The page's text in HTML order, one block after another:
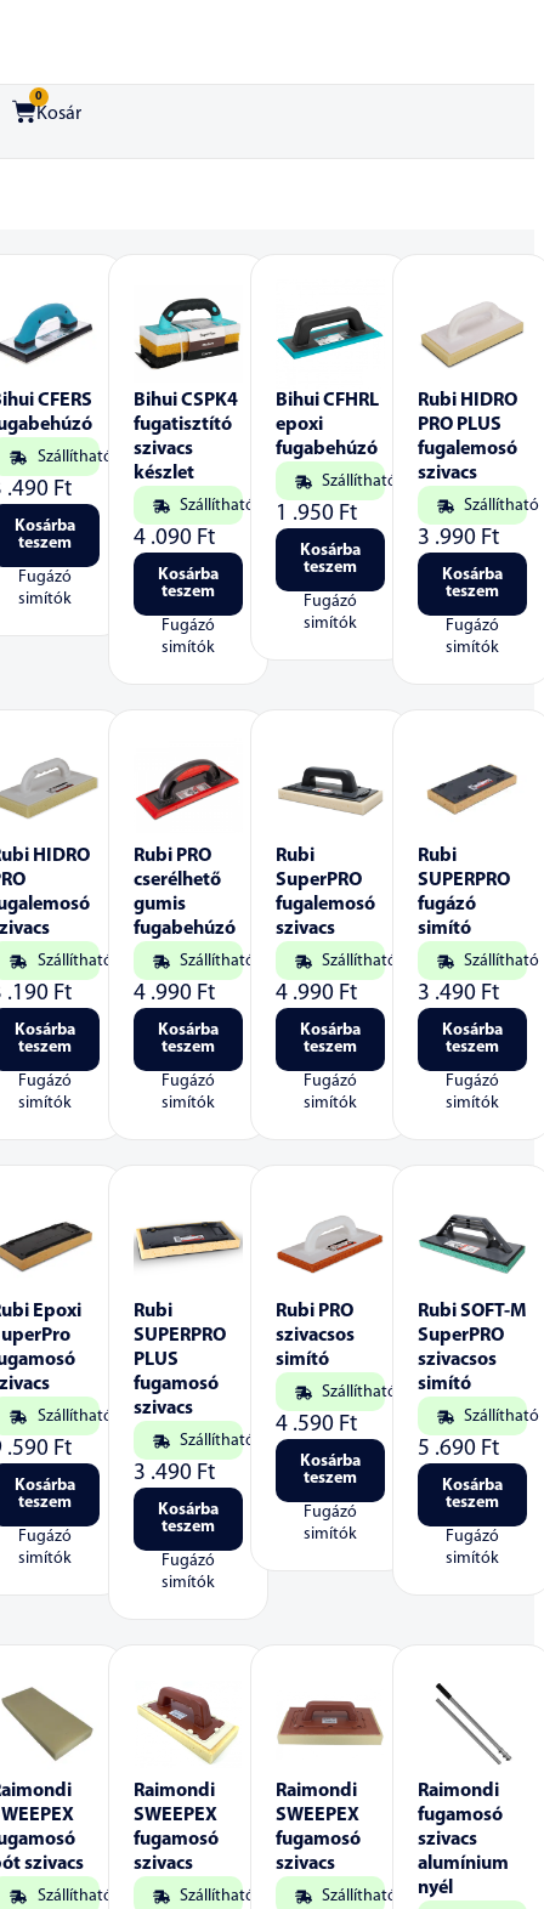
0
Kosár
CFERS
Szállítható
.490 Ft
Kosárba
teszem
Fugázó
simítók
Bihui CSPK4
fugatisztító
szivacs
készlet
Szállítható
4 .090 Ft
Kosárba
teszem
Fugázó
simítók
Bihui CFHRL
epoxi
fugabehúzó
Szállítható
1 .950 Ft
Kosárba
teszem
Fugázó
simítók
Rubi HIDRO
PRO PLUS
fugalemosó
szivacs
Szállítható
3 .990 Ft
Kosárba
teszem
Fugázó
simítók
HIDRO
Szállítható
.190 Ft
Kosárba
teszem
Fugázó
simítók
Rubi PRO
cserélhető
gumis
fugabehúzó
Szállítható
4 .990 Ft
Kosárba
teszem
Fugázó
simítók
Rubi
SuperPRO
fugalemosó
szivacs
Szállítható
4 .990 Ft
Kosárba
teszem
Fugázó
simítók
Rubi
SUPERPRO
fugázó
simító
Szállítható
3 .490 Ft
Kosárba
teszem
Fugázó
simítók
Epoxi
Szállítható
.590 Ft
Kosárba
teszem
Fugázó
simítók
Rubi
SUPERPRO
PLUS
fugamosó
szivacs
Szállítható
3 .490 Ft
Kosárba
teszem
Fugázó
simítók
Rubi PRO
szivacsos
simító
Szállítható
4 .590 Ft
Kosárba
teszem
Fugázó
simítók
Rubi SOFT-M
SuperPRO
szivacsos
simító
Szállítható
5 .690 Ft
Kosárba
teszem
Fugázó
simítók
szivacs
Szállítható
Raimondi
SWEEPEX
fugamosó
szivacs
Szállítható
Raimondi
SWEEPEX
fugamosó
szivacs
Szállítható
Raimondi
fugamosó
szivacs
alumínium
nyél